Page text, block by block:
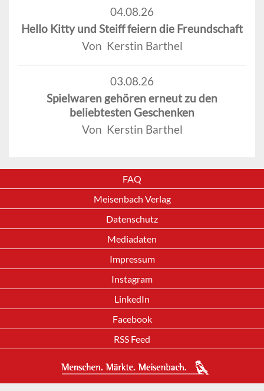
04.08.26
Hello Kitty und Steiff feiern die Freundschaft
Von Kerstin Barthel
03.08.26
Spielwaren gehören erneut zu den
beliebtesten Geschenken
Von Kerstin Barthel
FAQ
Meisenbach Verlag
Datenschutz
Mediadaten
Impressum
Instagram
LinkedIn
Facebook
RSS Feed